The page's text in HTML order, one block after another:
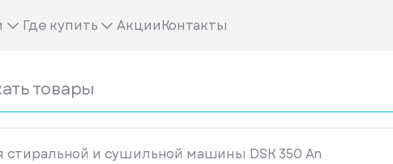
Где купить АкцииКонтакты
и сушильной машины DSK 350 An